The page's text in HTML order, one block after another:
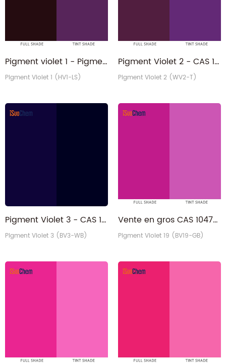
Pigment violet 1 - Pigment organique Fast Rose Lake P.V.1 de CAS 1326-03-0
Pigment Violet 1 (HV1-LS)
Pigment Violet 2 - CAS 1326-04-1 Toner rapide léger PV2 Fabricant de pigments
Pigment Violet 2 (WV2-T)
Pigment Violet 3 - CAS 1325-82-2 Usine de pigments organiques PV3 à base d'eau
Pigment Violet 3 (BV3-WB)
Vente en gros CAS 1047-16-1 Quinacridone Violet teinte bleutée PV19 Fournisseur de pigments
Pigment Violet 19 (BV19-GB)